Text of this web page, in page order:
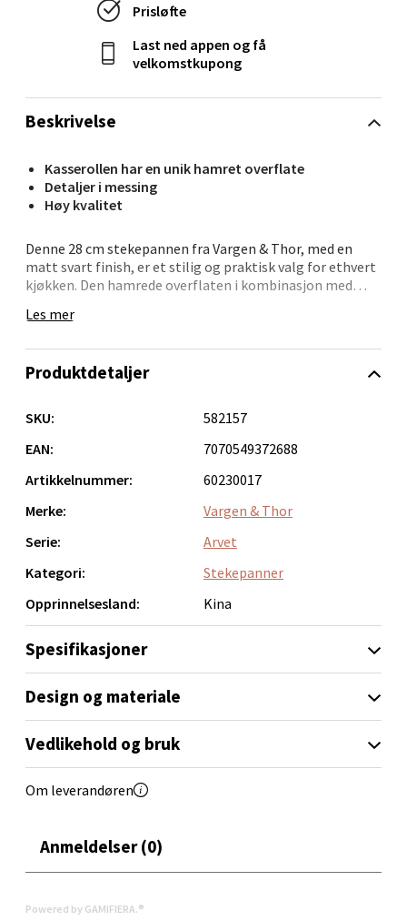
Beskrivelse
Kasserollen har en unik hamret overflate
Detaljer i messing
Høy kvalitet
Denne 28 cm stekepannen fra Vargen & Thor, med en
matt svart finish, er et stilig og praktisk valg for ethvert
kjøkken. Den hamrede overflaten i kombinasjon med
Pannen er designet for enkel rengjøring og tåler
brukervennlig. Håndtaket, som er 21,5 cm langt, gir et
stekepannen matches med andre produkter fra Vargen &
Thor.
Les mer
Prisløfte
Last ned appen og få
velkomstkupong
Produktdetaljer
SKU:
582157
EAN:
7070549372688
Artikkelnummer:
60230017
Merke:
Vargen & Thor
Serie:
Arvet
Kategori:
Stekepanner
Opprinnelsesland:
Kina
Spesifikasjoner
Design og materiale
Vedlikehold og bruk
Om leverandøren
Anmeldelser (0)
Powered by GAMIFIERA.®
Sandvika - Thon Senter Sandvika
Brodtkorbsgate 7, 1338 Sandvika
Bergen - Thon Senter Sartor
Sartorvegen 12, 5353 Straume
Trondheim - Sirkus Shopping
Falkenborgveien 5, 7044 Trondheim
Åpent i dag 09-20
0 i butikk
Velg
Ski - Thon Senter Ski
Ski Storsenter, Jernbanesvingen 6, 1400 Ski
Åpent i dag 10-19